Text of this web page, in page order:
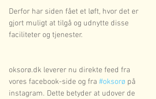
Derfor har siden fået et løft, hvor det er
gjort muligt at tilgå og udnytte disse
faciliteter og tjenester.
oksorø.dk leverer nu direkte feed fra
vores facebook-side og fra #oksorø på
instagram. Dette betyder at udover de